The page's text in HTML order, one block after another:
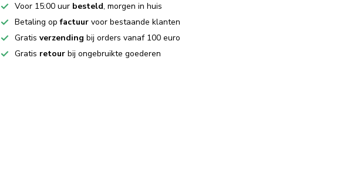
Voor 15:00 uur besteld, morgen in huis
Betaling opfactuur voor bestaande klanten
Gratisverzending bij orders vanaf 100 euro
Gratis retour bij ongebruikte goederen